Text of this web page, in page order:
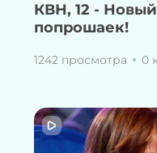
КВН, 12 -
попрошаек!
1242 просмотра 0